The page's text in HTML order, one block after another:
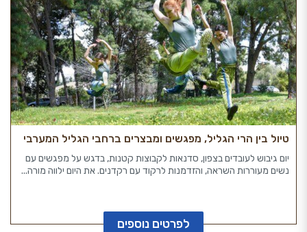
טיול בין הרי הגליל, מפגשים ומבצרים ברחבי הגליל המערבי
יום גיבוש לעובדים בצפון, סדנאות לקבוצות קטנות, בדגש על מפגשים עם
נשים מעוררות השראה, והזדמנות לרקוד עם רקדנים. את היום ילווה מורה...
לפרטים נוספים